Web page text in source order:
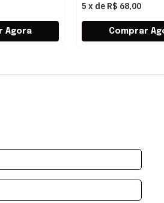
5 x de R$ 68,00